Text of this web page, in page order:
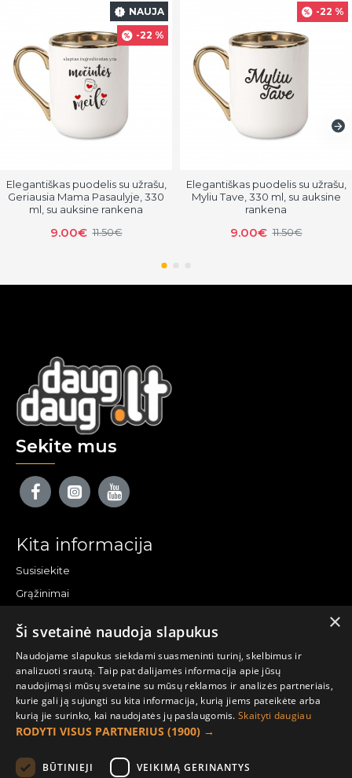
NAUJA
-22 %
Elegantiškas puodelis su užrašu,
Geriausia Mama Pasaulyje, 330
ml, su auksine rankena
9.00€ 11.50€
-22 %
Elegantiškas puodelis su užrašu,
Myliu Tave, 330 ml, su auksine
rankena
9.00€ 11.50€
Sekite mus
Kita informacija
Susisiekite
Grąžinimai
Pirkėjo paskyra
Mano paskyra
Užsakymai
Naujienlaiškiai
Informacija užsakovui
×
Ši svetainė naudoja slapukus
Naudojame slapukus siekdami suasmeninti turinį, skelbimus ir
analizuoti srautą. Taip pat dalijamės informacija apie jūsų
naudojimąsi mūsų svetaine su mūsų reklamos ir analizės partneriais,
kurie gali ją sujungti su kita informacija, kurią jiems pateikėte arba
kurią jie surinko, kai naudojatės jų paslaugomis.Skaityti daugiau
RODYTI VISUS PARTNERIUS (1900) →
BŪTINIEJI VEIKIMĄ GERINANTYS